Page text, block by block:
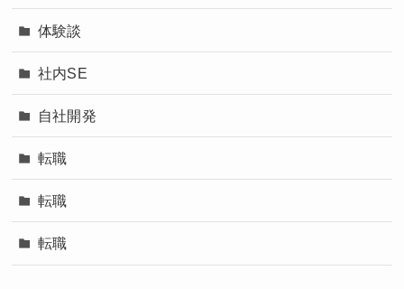
体験談
社内SE
自社開発
転職
転職
転職